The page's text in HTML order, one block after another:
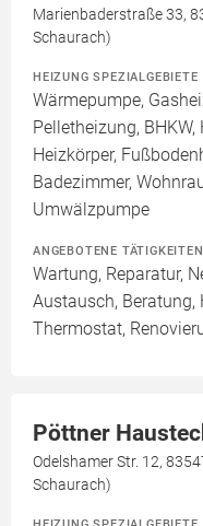
Marienbaderstraße 33,
Schaurach)
HEIZUNG SPEZIALGEBIETE
Wärmepumpe,
Pelletheizung,
Heizkörper,
Badezimmer,
Umwälzpumpe
ANGEBOTENE TÄTIGKEITEN
Wartung, Reparatur,
Austausch, Beratung,
Thermostat,
Pöttner
Odelshamer Str. 12,
Schaurach)